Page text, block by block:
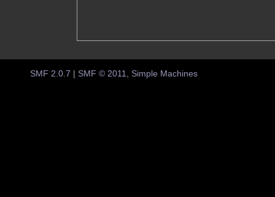
SMF 2.0.7 | SMF © 2011 Simple Machines